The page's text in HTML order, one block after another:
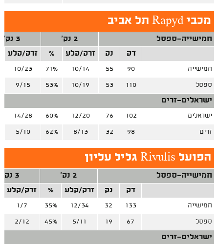
מכבי Rapyd תל אביב
חמישייה-ספסל 2 נק'
3 נק'
דק
נק זרק/קלע % זרק/קלע
חמישייה 90
55
10/14
71%
10/23
ספסל 110
53
10/19
53%
9/15
ישראלים-זרים
ישראלים 102
76
12/20
60%
14/28
זרים 98
32
8/13
62%
5/10
הפועל Rivulis גליל עליון
חמישייה-ספסל 2 נק'
3 נק'
דק
נק זרק/קלע % זרק/קלע
חמישייה 133
32
12/34
35%
1/7
ספסל 67
19
5/11
45%
2/12
ישראלים-זרים